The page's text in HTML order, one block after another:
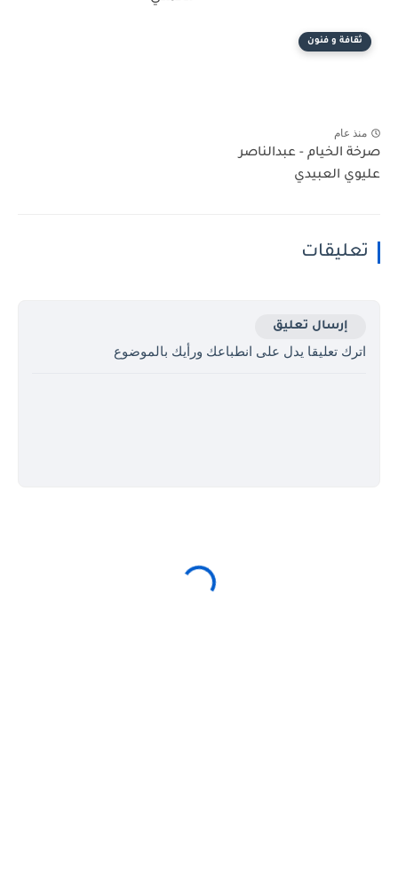
ثقافة و فنون
منذ عام
صرخة الخيام - عبدالناصر
عليوي العبيدي
تعليقات
إرسال تعليق
اترك تعليقا يدل على انطباعك ورأيك بالموضوع